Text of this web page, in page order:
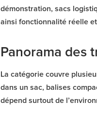
démonstration, sacs
ainsi fonctionnalité réelle
Panorama des
La catégorie couvre
dans un sac, balises
dépend surtout de